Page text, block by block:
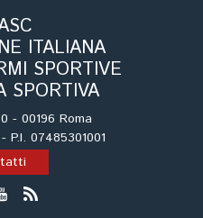
ITALIANA
SPORTIVE
SPORTIVA
- 00196 Roma
P.I. 07485301001
e moduli
Cinofili
Locandine Ufficiali
Campagna
e Training Sporting